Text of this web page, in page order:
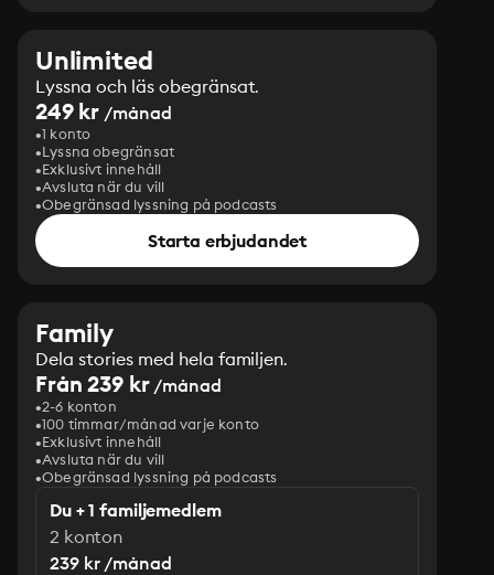
Unlimited
Lyssna och läs obegränsat.
249 kr /månad
1 konto
Lyssna obegränsat
Exklusivt innehåll
Avsluta när du vill
Obegränsad lyssning på podcasts
Starta erbjudandet
Family
Dela stories med hela familjen.
Från 239 kr/månad
2-6 konton
100 timmar/månad varje konto
Exklusivt innehåll
Avsluta när du vill
Obegränsad lyssning på podcasts
Du + 1 familjemedlem
2 konton
239 kr /månad